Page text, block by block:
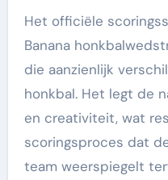
Het officiële
Banana
die aanzienlijk
honkbal. Het legt de
en creativiteit, wat
scoringsproces dat
team weerspiegelt